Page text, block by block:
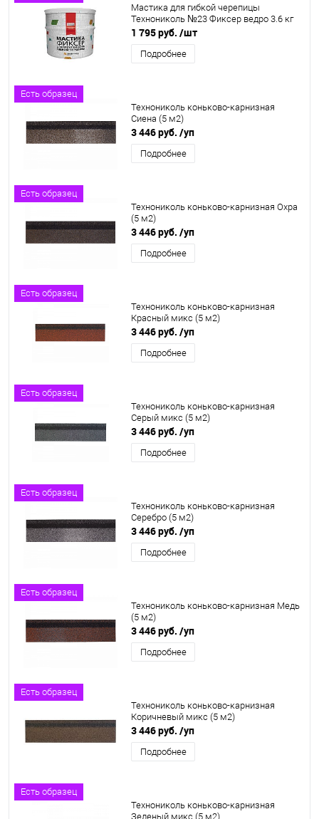
Мастика для гибкой черепицы
Технониколь №23 Фиксер ведро 3.6 кг
1 795 руб. /шт
Подробнее
Есть образец
Технониколь коньково-карнизная
Сиена (5 м2)
3 446 руб. /уп
Подробнее
Есть образец
Технониколь коньково-карнизная Охра
(5 м2)
3 446 руб. /уп
Подробнее
Есть образец
Технониколь коньково-карнизная
Красный микс (5 м2)
3 446 руб. /уп
Подробнее
Есть образец
Технониколь коньково-карнизная
Серый микс (5 м2)
3 446 руб. /уп
Подробнее
Есть образец
Технониколь коньково-карнизная
Серебро (5 м2)
3 446 руб. /уп
Подробнее
Есть образец
Технониколь коньково-карнизная Медь
(5 м2)
3 446 руб. /уп
Подробнее
Есть образец
Технониколь коньково-карнизная
Коричневый микс (5 м2)
3 446 руб. /уп
Подробнее
Есть образец
Технониколь коньково-карнизная
Зеленый микс (5 м2)